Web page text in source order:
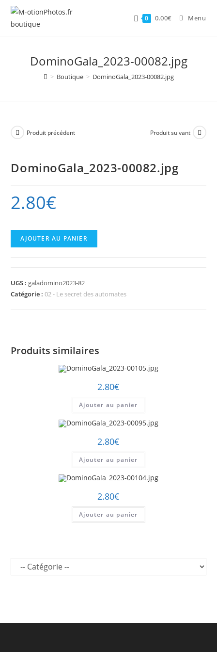
Skip
content
0 0.00€ Menu
DominoGala_2023-00082.jpg
> Boutique > DominoGala_2023-00082.jpg
Produit précédent Produit suivant
DominoGala_2023-00082.jpg
2.80€
quantité
de
AJOUTER AU PANIER
UGS : galadomino2023-82
Catégorie :02 - Le secret des automates
Produits similaires
2.80€
Ajouter au panier
2.80€
Ajouter au panier
2.80€
Ajouter au panier